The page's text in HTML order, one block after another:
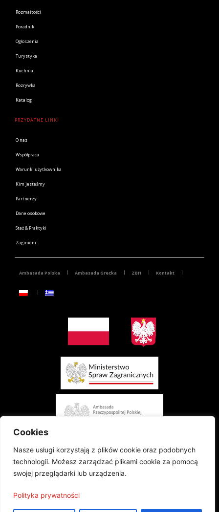
Cookies
Nasze usługi korzystają z plików cookie oraz podobnych
technologii. Możesz zarządzać plikami cookie za pomocą
swojej przeglądarki lub urządzenia.
Polityka prywatności
Rozmaitości
Poradnik
Ogłoszenia
Turystyka
Kuchnia
Rozrywka
Katalog
PRZYDATNE LINKI
O nas
Współpraca
Warunki użytkownika
Kim jesteśmy
Partnerzy
Dane osobowe
Staż & Praktyki
Zaginieni
Ambasada Polska Ambasada Grecka ZBH Kontakt
Projekt finansowany przez Ministerstwo Spraw Zagranicznych Rzeczypospolitej
Polskiej w konkursie „Polonia i Polacy za Granicą 2024 - Regranting”